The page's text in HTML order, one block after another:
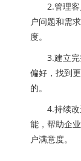
2.管理客
户问题和需
度。
3.建立完
偏好，找到
的。
4.持续改
能，帮助企
户满意度。